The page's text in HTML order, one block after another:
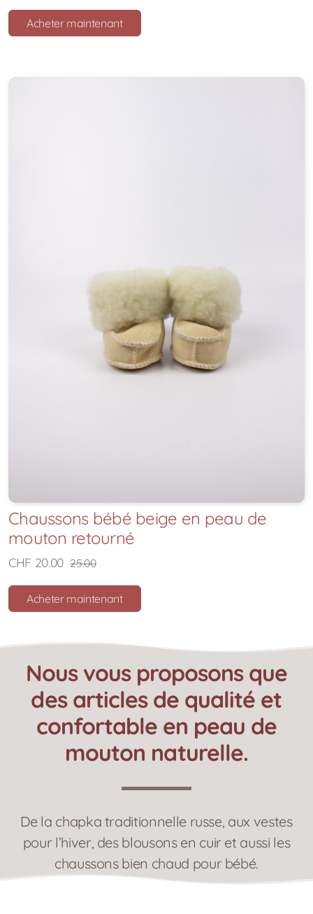
Acheter maintenant
Chaussons bébé beige en peau de
mouton retourné
CHF 20.00 25.00
Acheter maintenant
Nous vous proposons que
des articles de qualité et
confortable en peau de
mouton naturelle.
De la chapka traditionnelle russe, aux vestes
pour l’hiver, des blousons en cuir et aussi les
chaussons bien chaud pour bébé.